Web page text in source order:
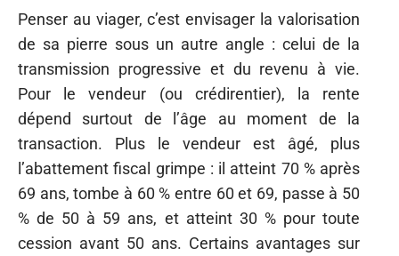
Penser au viager, c’est envisager la valorisation
de sa pierre sous un autre angle : celui de la
transmission progressive et du revenu à vie.
Pour le vendeur (ou crédirentier), la rente
dépend surtout de l’âge au moment de la
transaction. Plus le vendeur est âgé, plus
l’abattement fiscal grimpe : il atteint 70 % après
69 ans, tombe à 60 % entre 60 et 69, passe à 50
% de 50 à 59 ans, et atteint 30 % pour toute
cession avant 50 ans. Certains avantages sur